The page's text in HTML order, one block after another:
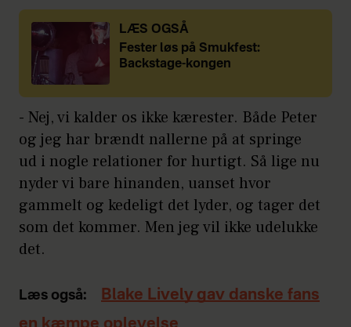
LÆS OGSÅ
Fester løs på Smukfest:
Backstage-kongen
- Nej, vi kalder os ikke kærester. Både Peter
og jeg har brændt nallerne på at springe
ud i nogle relationer for hurtigt. Så lige nu
nyder vi bare hinanden, uanset hvor
gammelt og kedeligt det lyder, og tager det
som det kommer. Men jeg vil ikke udelukke
det.
Læs også:
Blake Lively gav danske fans